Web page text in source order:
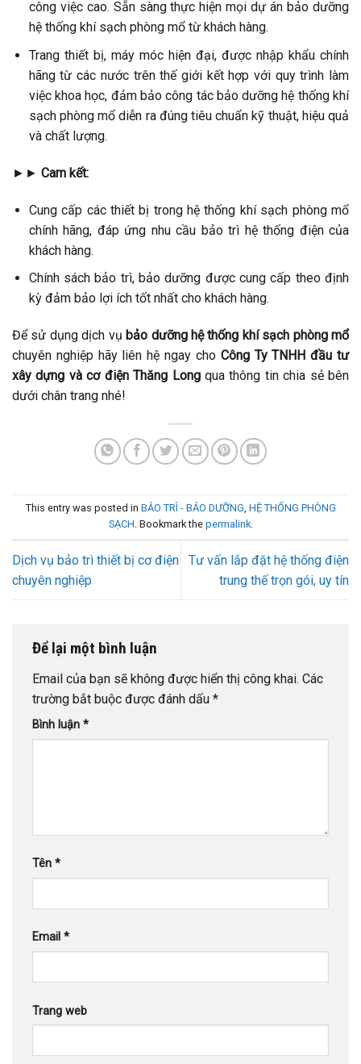
công việc cao. Sẵn sàng thực hiện mọi dự án bảo dưỡng
hệ thống khí sạch phòng mổ từ khách hàng.
Trang thiết bị, máy móc hiện đại, được nhập khẩu chính
hãng từ các nước trên thế giới kết hợp với quy trình làm
việc khoa học, đảm bảo công tác bảo dưỡng hệ thống khí
sạch phòng mổ diễn ra đúng tiêu chuẩn kỹ thuật, hiệu quả
và chất lượng.
►► Cam kết:
Cung cấp các thiết bị trong hệ thống khí sạch phòng mổ
chính hãng, đáp ứng nhu cầu bảo trì hệ thống điện của
khách hàng.
Chính sách bảo trì, bảo dưỡng được cung cấp theo định
kỳ đảm bảo lợi ích tốt nhất cho khách hàng.
Để sử dụng dịch vụbảo dưỡng hệ thống khí sạch phòng mổ
chuyên nghiệp hãy liên hệ ngay cho Công Ty TNHH đầu tư
xây dựng và cơ điện Thăng Longqua thông tin chia sẻ bên
dưới chân trang nhé!
This entry was posted in BẢO TRÌ - BẢO DƯỠNG, HỆ THỐNG PHÒNG
SẠCH. Bookmark the permalink.
Dịch vụ bảo trì thiết bị cơ điện
chuyên nghiệp
Tư vấn lắp đặt hệ thống điện
trung thế trọn gói, uy tín
Để lại một bình luận
Email của bạn sẽ không được hiển thị công khai. Các
trường bắt buộc được đánh dấu *
Bình luận *
Tên *
Email *
Trang web